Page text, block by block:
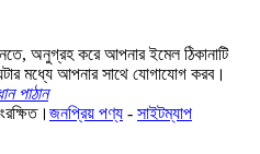
অনুগ্রহ করে আপনার ইমেল ঠিকানাটি
মধ্যে আপনার সাথে যোগাযোগ করব।
জনপ্রিয় পণ্য - সাইটম্যাপ